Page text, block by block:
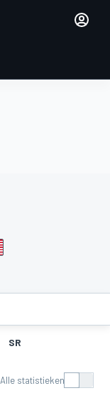
SR
Alle statistieken